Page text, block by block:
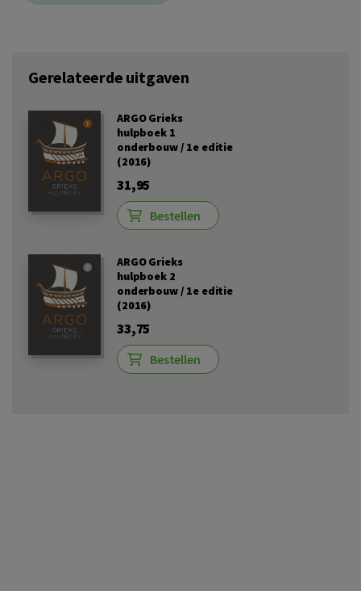
Gerelateerde uitgaven
ARGO Grieks
hulpboek 1
onderbouw / 1e editie
(2016)
31,95
Bestellen
ARGO Grieks
hulpboek 2
onderbouw / 1e editie
(2016)
33,75
Bestellen